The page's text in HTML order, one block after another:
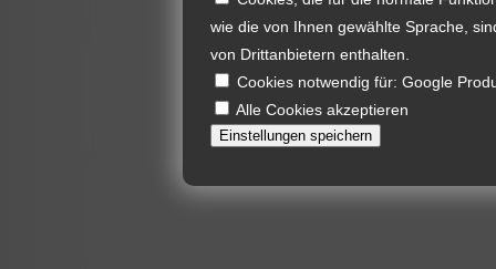
wie die von Ihnen gewählte Sprache,
von Drittanbietern enthalten.
Cookies notwendig für: Google
Alle Cookies akzeptieren
Einstellungen speichern